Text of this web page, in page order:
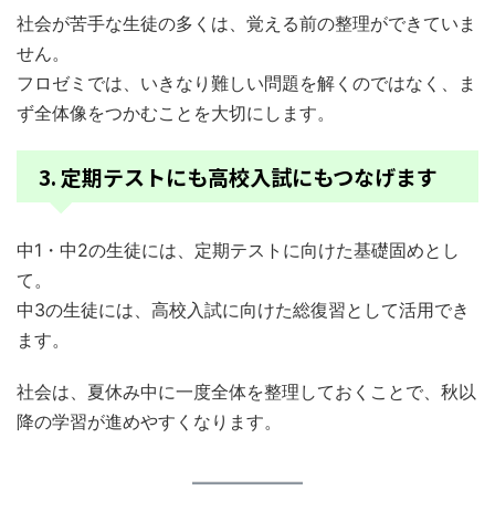
社会が苦手な生徒の多くは、覚える前の整理ができていま
せん。
フロゼミでは、いきなり難しい問題を解くのではなく、ま
ず全体像をつかむことを大切にします。
3. 定期テストにも高校入試にもつなげます
中1・中2の生徒には、定期テストに向けた基礎固めとし
て。
中3の生徒には、高校入試に向けた総復習として活用でき
ます。
社会は、夏休み中に一度全体を整理しておくことで、秋以
降の学習が進めやすくなります。